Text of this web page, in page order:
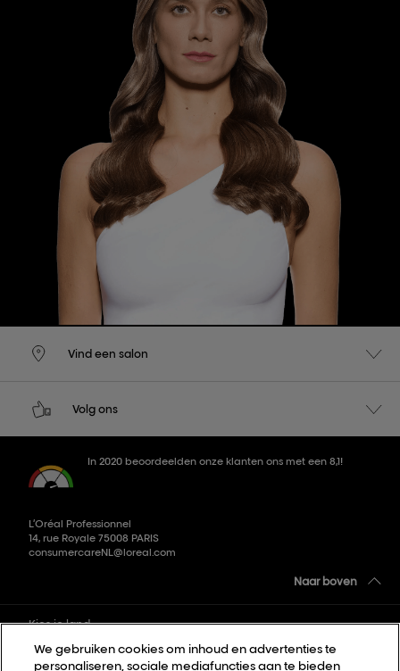
Vind een salon
Volg ons
In 2020 beoordeelden onze klanten ons met een 8,1!
L’Oréal Professionnel
14, rue Royale 75008 PARIS
consumercareNL@loreal.com
Naar boven
Kies je land
We gebruiken cookies om inhoud en advertenties te
personaliseren, sociale mediafuncties aan te bieden